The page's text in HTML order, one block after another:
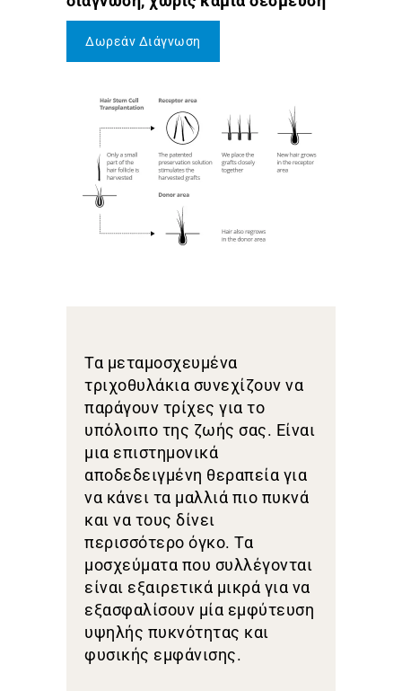
Δωρεάν Διάγνωση
Τα μεταμοσχευμένα
τριχοθυλάκια συνεχίζουν να
παράγουν τρίχες για το
υπόλοιπο της ζωής σας. Είναι
μια επιστημονικά
αποδεδειγμένη θεραπεία για
να κάνει τα μαλλιά πιο πυκνά
και να τους δίνει
περισσότερο όγκο. Τα
μοσχεύματα που συλλέγονται
είναι εξαιρετικά μικρά για να
εξασφαλίσουν μία εμφύτευση
υψηλής πυκνότητας και
φυσικής εμφάνισης.